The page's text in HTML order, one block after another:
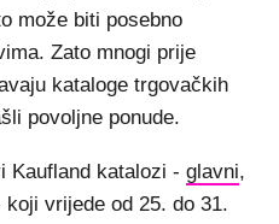
može biti posebno
Zato mnogi prije
kataloge trgovačkih
povoljne ponude.
Kaufland katalozi - glavni,
koji vrijede od 25. do 31.